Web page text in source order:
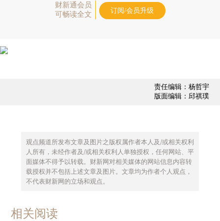
财新通会员
可畅读全文
订阅/会员升级
责任编辑：杨哲宇
版面编辑：邱祺璞
观点频道所发布文章及图片之版权属作者本人及/或相关权利
人所有，未经作者及/或相关权利人单独授权，任何网站、平
面媒体不得予以转载。财新网对相关媒体的网站信息内容转
载授权并不包括上述文章及图片。文章均为作者个人观点，
不代表财新网的立场和观点。
相关阅读